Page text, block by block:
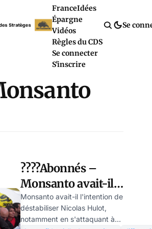
FranceIdées
Épargne
Vidéos
Règles du CDS
Se connecter
S'inscrire
Se
????Abonnés –
Monsanto avait-il
l’intention de
déstabiliser Nicolas
Monsanto avait-il l'intention de
déstabiliser Nicolas Hulot,
notamment en s'attaquant à